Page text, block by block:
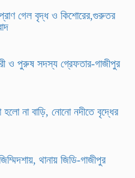
গেল বৃদ্ধ ও কিশোরের,গুরুতর
ও পুরুষ সদস্য গ্রেফতার-গাজীপুর
না বাড়ি, নোনো নদীতে বৃদ্ধের
থানায় জিডি-গাজীপুর